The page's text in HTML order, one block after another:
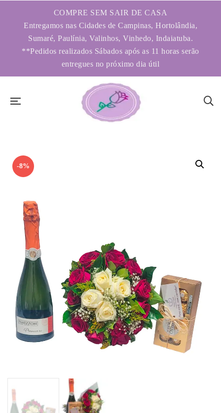
COMPRE SEM SAIR DE CASA
Entregamos nas Cidades de Campinas, Hortolândia,
Sumaré, Paulínia, Valinhos, Vinhedo, Indaiatuba.
**Pedidos realizados Sábados após as 11 horas serão
entregues no próximo dia útil
-8%